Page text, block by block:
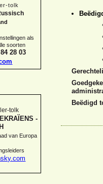
tolk
als
soorten
28 03
tolk
-
van Europa
Beëdigd